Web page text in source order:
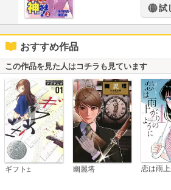
試
おすすめ作品
この作品を見た人はコチラも見ています
ギフト± 幽麗塔